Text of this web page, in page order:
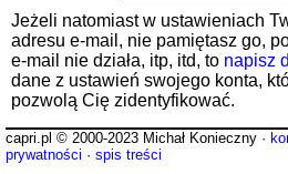
Jeżeli natomiast w ustawieniach
adresu e-mail, nie pamiętasz go,
e-mail nie działa, itp, itd, to napisz
dane z ustawień swojego konta,
pozwolą Cię zidentyfikować.
capri.pl © 2000-2023 Michał Konieczny ·
prywatności · spis treści